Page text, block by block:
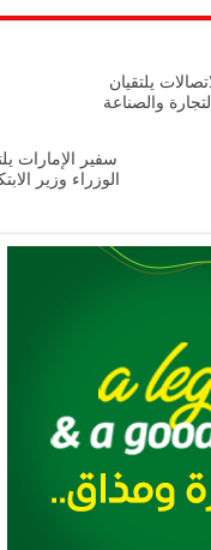
nt
at
A
p
gr
يلتقيان
والصناعة
سفير الإمارات
الوزراء وزير